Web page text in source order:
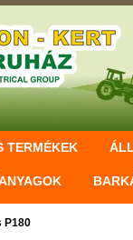
TERMÉKEK
P180